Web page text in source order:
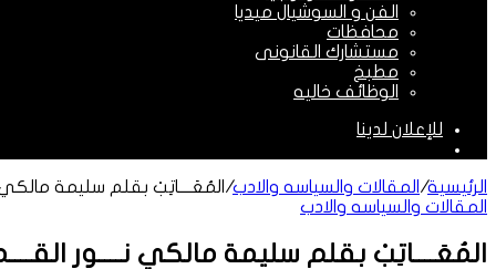
الفن و السوشيال ميديا
محافظات
مستشارك القانونى
مطبخ
الوظائف خاليه
للإعلان لدينا
الرئيسية/ المقالات والسياسه والادب/ المُعَــــاتِبْ بقلم سليمة مالكي
المقالات والسياسه والادب
المُعَــــاتِبْ بقلم سليمة مالكي نــــور